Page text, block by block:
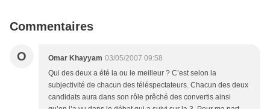
Commentaires
O Omar Khayyam 03/05/2007 09:58
Qui des deux a été la ou le meilleur ? C’est selon la
subjectivité de chacun des téléspectateurs. Chacun des deux
candidats aura dans son rôle prêché des convertis ainsi